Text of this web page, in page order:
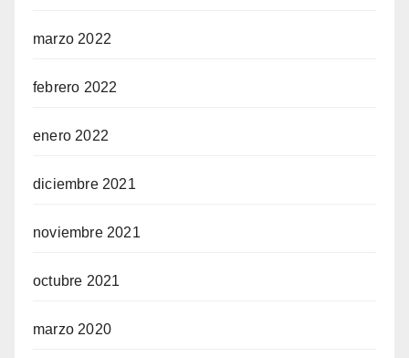
marzo 2022
febrero 2022
enero 2022
diciembre 2021
noviembre 2021
octubre 2021
marzo 2020